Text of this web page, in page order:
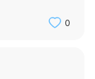
0